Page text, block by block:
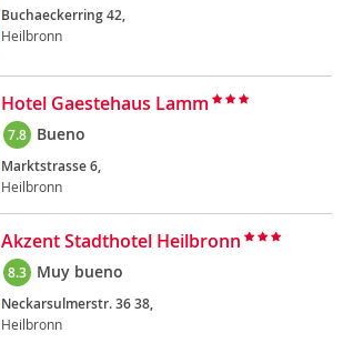
Buchaeckerring 42,
Heilbronn
Hotel Gaestehaus Lamm
7.8 Bueno
Marktstrasse 6,
Heilbronn
Akzent Stadthotel Heilbronn
8.3 Muy bueno
Neckarsulmerstr. 36 38,
Heilbronn